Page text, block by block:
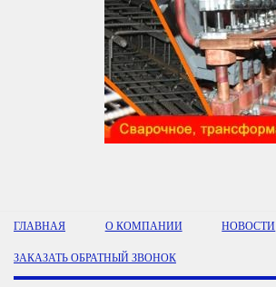
ГЛАВНАЯ О КОМПАНИИ НОВОСТИ
ЗАКАЗАТЬ ОБРАТНЫЙ ЗВОНОК